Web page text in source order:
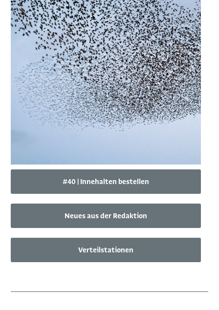
#40 | Innehalten bestellen
Neues aus der Redaktion
Verteilstationen